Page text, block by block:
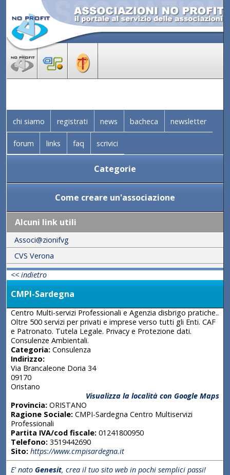
chi siamo registrati news bacheca newsletter
forum links faq scrivici
Categorie
Come creare un'associazione
Alcuni link utili
Associ@zionifvg
CVS Verona
<< indietro
CMPI-Sardegna
Centro Multi-servizi Professionali e Agenzia disbrigo pratiche..
Oltre 500 servizi per privati e imprese verso tutti gli Enti. CAF
e Patronato. Tutela Legale. Privacy e Protezione dati.
Consulenze Ambientali.
Categoria:Consulenza
Indirizzo:
Via Brancaleone Doria 34
09170
Oristano
Visualizza la località con Google Maps
Provincia:ORISTANO
Ragione Sociale:CMPI-Sardegna Centro Multiservizi
Professionali
Partita IVA/cod fiscale:01241800950
Telefono:3519442690
Sito: https://www.cmpisardegna.it
E' nato Genesit, crea il tuo sito web in pochi semplici passi!